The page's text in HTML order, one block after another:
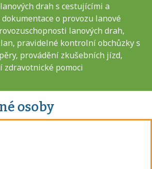
drah s cestujícími a
o provozu lanové
lanových drah,
pravidelné kontrolní obchůzky s
provádění zkušebních jízd,
zdravotnické pomoci
osoby